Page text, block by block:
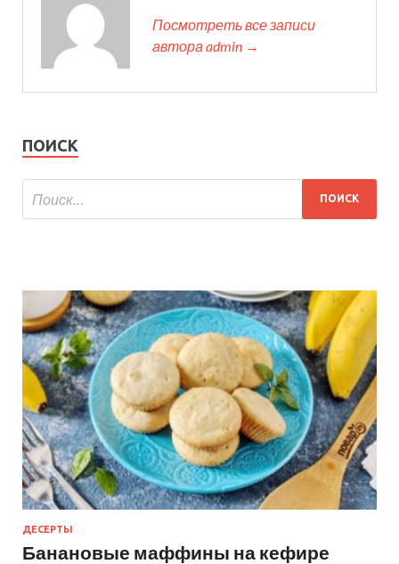
Посмотреть все записи
автора admin →
ПОИСК
ДЕСЕРТЫ
Банановые маффины на кефире